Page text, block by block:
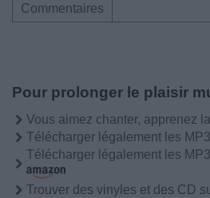
Commentaires
Pour prolonger le plaisir
Vous aimez chanter, apprenez
Télécharger légalement les
Télécharger légalement les
Trouver des vinyles et des CD